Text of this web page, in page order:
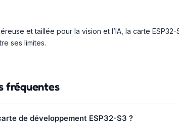
et taillée pour la vision et l’IA, la carte
ses limites.
fréquentes
de développement ESP32-S3 ?